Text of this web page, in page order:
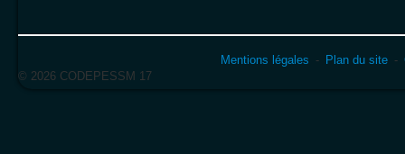
Mentions légales Plan du site
© 2026 CODEPESSM 17